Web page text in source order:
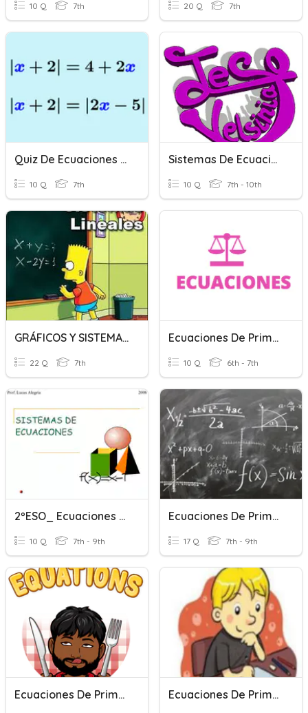
10 Q 7th 20 Q 7th
Quiz De Ecuaciones Con Valor Absoluto
10 Q 7th
Sistemas De Ecuaciones
10 Q 7th - 10th
GRÁFICOS Y SISTEMAS DE ECUACIONES
22 Q 7th
Ecuaciones De Primer Grado 1ºESO
10 Q 6th - 7th
2ºESO_ Ecuaciones Y Sistemas De Ecuaciones Parte 1
10 Q 7th - 9th
Ecuaciones De Primer Grado
17 Q 7th - 9th
Ecuaciones De Primer Grado Ecuaciones De Primer Grado 1º ESO